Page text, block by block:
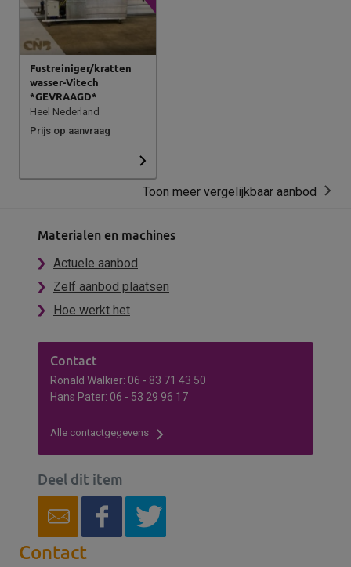
Fustreiniger/kratten
wasser-Vitech
*GEVRAAGD*
Heel Nederland
Prijs op aanvraag
Toon meer vergelijkbaar aanbod
Materialen en machines
Actuele aanbod
Zelf aanbod plaatsen
Hoe werkt het
Contact
Ronald Walkier: 06 - 83 71 43 50
Hans Pater: 06 - 53 29 96 17
Alle contactgegevens
Deel dit item
Contact